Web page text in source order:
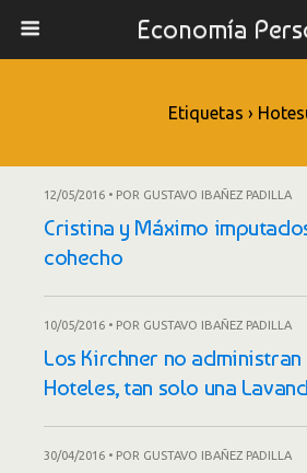
Economía
Etiquetas ›
12/05/2016 • POR GUSTAVO IBAÑEZ PADILLA
Cristina y Máximo
cohecho
10/05/2016 • POR GUSTAVO IBAÑEZ PADILLA
Los Kirchner no administran
Hoteles, tan solo una
30/04/2016 • POR GUSTAVO IBAÑEZ PADILLA